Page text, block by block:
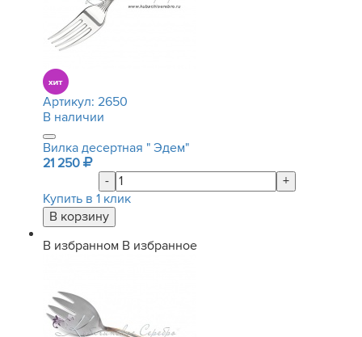
Артикул: 2650
В наличии
Вилка десертная " Эдем"
21 250
-
+
Купить в 1 клик
В избранном В избранное